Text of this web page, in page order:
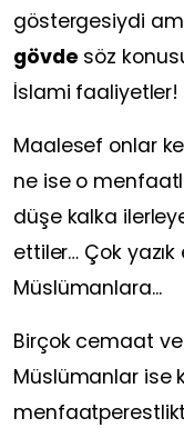
göstergesiydi
gövde söz
İslami faaliyetler!
Maalesef onlar
ne ise o
düşe kalka
ettiler… Çok
Müslümanlara...
Birçok cemaat
Müslümanlar ise